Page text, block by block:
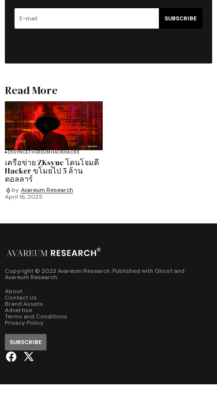
SUBSCRIBE
Read More
ZKSYNCETHEREUMHACKHACKS
เครือข่าย ZKsync โดนโจมตี
Hacker ขโมยไป 5 ล้าน
ดอลลาร์
by Avareum Research
April 16, 2025
Copyright © 2023 Avareum Research. Published with Ghost and
Avareum Research.
About
Contact Us
Brand Assets
Advertise
Terms and Conditions
Privacy Policy
SUBSCRIBE